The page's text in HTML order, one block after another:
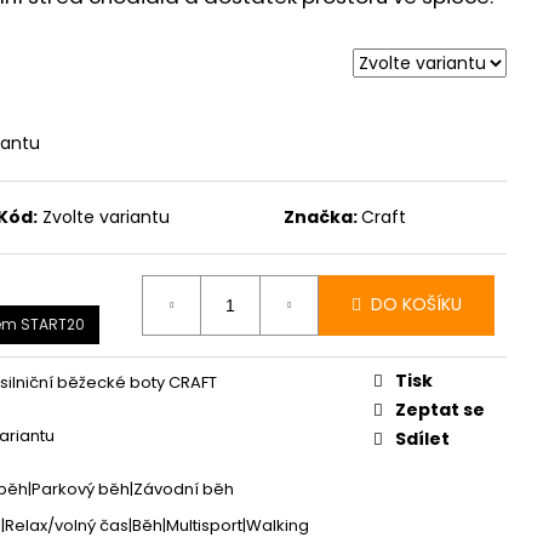
Zvolte variantu Značka:Craft
START20
DO KOŠÍKU
běžecké boty CRAFT
běh|Závodní běh
volný čas|Běh|Multisport|Walking
Tisk
Zeptat se
Sdílet
2 - ORANŽOVÁ